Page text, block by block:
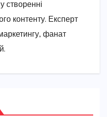
створенні
контенту. Експерт
фанат